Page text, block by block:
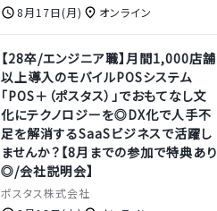
8月17日(月)
オンライン
【28卒/エンジニア職】月間1,000店舗
以上導入のモバイルPOSシステム
「POS＋（ポスタス）」でおもてなし文
化にテクノロジーを◎DX化で人手不
足を解消するSaaSビジネスで活躍し
ませんか？【8月までの参加で特典あり
◎/会社説明会】
ポスタス株式会社